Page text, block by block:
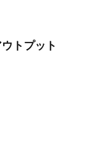
トプット